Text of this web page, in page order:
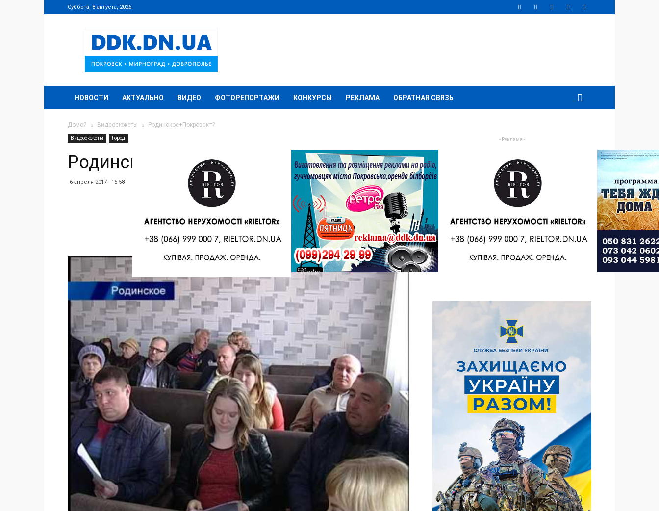
Суббота, 8 августа, 2026
DDK.DN.UA
НОВОСТИ АКТУАЛЬНО ВИДЕО ФОТОРЕПОРТАЖИ КОНКУРСЫ РЕКЛАМА ОБРАТНАЯ СВЯЗЬ
Домой Видеосюжеты Родинское+Покровск=?
Видеосюжеты Город
Родинское+Покровск=?
6 апреля 2017 - 15:58
Facebook Twitter Telegram
- Реклама -